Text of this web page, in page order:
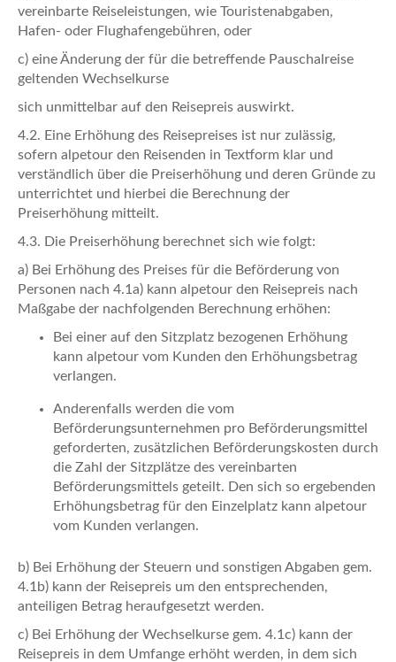
vereinbarte Reiseleistungen, wie Touristenabgaben,
Hafen- oder Flughafengebühren, oder
c) eine Änderung der für die betreffende Pauschalreise
geltenden Wechselkurse
sich unmittelbar auf den Reisepreis auswirkt.
4.2. Eine Erhöhung des Reisepreises ist nur zulässig,
sofern alpetour den Reisenden in Textform klar und
verständlich über die Preiserhöhung und deren Gründe zu
unterrichtet und hierbei die Berechnung der
Preiserhöhung mitteilt.
4.3. Die Preiserhöhung berechnet sich wie folgt:
a) Bei Erhöhung des Preises für die Beförderung von
Personen nach 4.1a) kann alpetour den Reisepreis nach
Maßgabe der nachfolgenden Berechnung erhöhen:
Bei einer auf den Sitzplatz bezogenen Erhöhung
kann alpetour vom Kunden den Erhöhungsbetrag
verlangen.
Anderenfalls werden die vom
Beförderungsunternehmen pro Beförderungsmittel
geforderten, zusätzlichen Beförderungskosten durch
die Zahl der Sitzplätze des vereinbarten
Beförderungsmittels geteilt. Den sich so ergebenden
Erhöhungsbetrag für den Einzelplatz kann alpetour
vom Kunden verlangen.
b) Bei Erhöhung der Steuern und sonstigen Abgaben gem.
4.1b) kann der Reisepreis um den entsprechenden,
anteiligen Betrag heraufgesetzt werden.
c) Bei Erhöhung der Wechselkurse gem. 4.1c) kann der
Reisepreis in dem Umfange erhöht werden, in dem sich